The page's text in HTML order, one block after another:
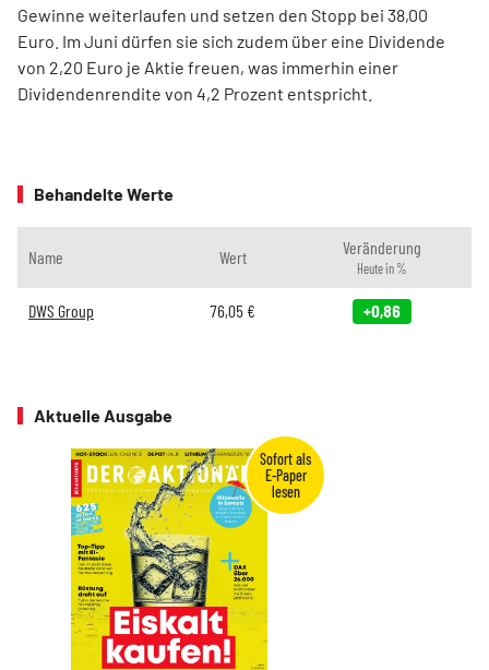
Gewinne weiterlaufen und setzen den Stopp bei 38,00
Euro. Im Juni dürfen sie sich zudem über eine Dividende
von 2,20 Euro je Aktie freuen, was immerhin einer
Dividendenrendite von 4,2 Prozent entspricht.
Behandelte Werte
Name Wert Veränderung
Heute in %
DWS Group 76,05 € +0,86
Aktuelle Ausgabe